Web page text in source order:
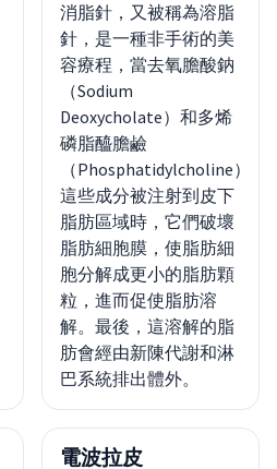
消脂針，又被稱為溶脂
針，是一種非手術的美
容療程，當去氧膽酸鈉
（Sodium
Deoxycholate）和多烯
磷脂醯膽鹼
（Phosphatidylcholine）
這些成分被注射到皮下
脂肪區域時，它們破壞
脂肪細胞膜，使脂肪細
胞分解成更小的脂肪顆
粒，進而促使脂肪溶
解。最後，這溶解的脂
肪會經由新陳代謝和淋
巴系統排出體外。
電波拉皮